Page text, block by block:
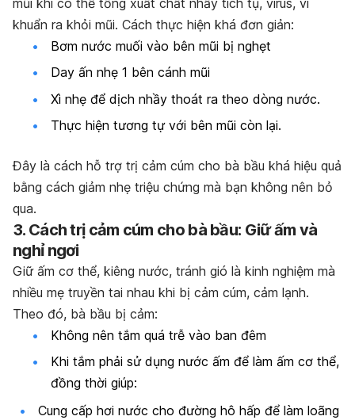
khuẩn ra khỏi mũi. Cách thực hiện khá đơn giản:
Bơm nước muối vào bên mũi bị nghẹt
Day ấn nhẹ 1 bên cánh mũi
Xì nhẹ để dịch nhầy thoát ra theo dòng nước.
Thực hiện tương tự với bên mũi còn lại.
Đây là cách hỗ trợ trị cảm cúm cho bà bầu khá hiệu quả
bằng cách giảm nhẹ triệu chứng mà bạn không nên bỏ
qua.
3. Cách trị cảm cúm cho bà bầu: Giữ ấm và
nghỉ ngơi
Giữ ấm cơ thể, kiêng nước, tránh gió là kinh nghiệm mà
nhiều mẹ truyền tai nhau khi bị cảm cúm, cảm lạnh.
Theo đó, bà bầu bị cảm:
Không nên tắm quá trễ vào ban đêm
Khi tắm phải sử dụng nước ấm để làm ấm cơ thể,
đồng thời giúp:
Cung cấp hơi nước cho đường hô hấp để làm loãng